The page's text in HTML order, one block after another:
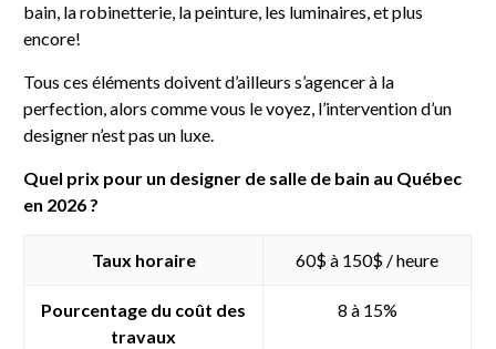
bain, la robinetterie, la peinture, les luminaires, et plus
encore!
Tous ces éléments doivent d’ailleurs s’agencer à la
perfection, alors comme vous le voyez, l’intervention d’un
designer n’est pas un luxe.
Quel prix pour un designer de salle de bain au Québec
en 2026 ?
Taux horaire 60$ à 150$ / heure
Pourcentage du coût des
travaux
8 à 15%